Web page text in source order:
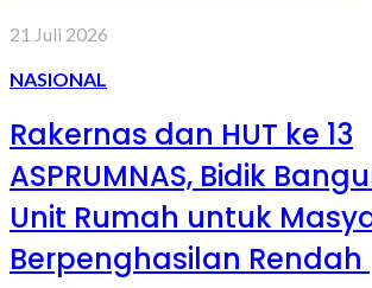
21 Juli 2026
NASIONAL
Rakernas dan HUT ke 13
ASPRUMNAS, Bidik
Unit Rumah untuk
Berpenghasilan Rendah